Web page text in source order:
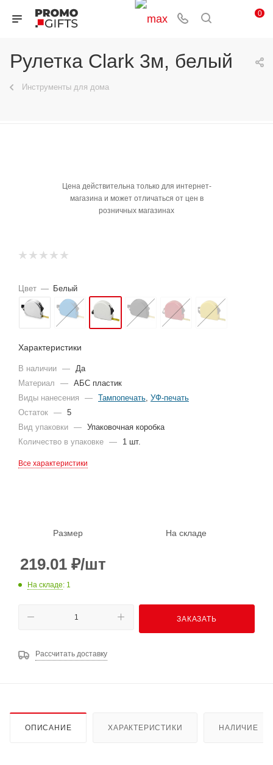
0
Рулетка Clark 3м, белый
Инструменты для дома
Цена действительна только для интернет-
магазина и может отличаться от цен в
розничных магазинах
Цвет — Белый
Характеристики
В наличии —
Да
Материал
— АБС пластик
Виды нанесения
— Тампопечать УФ-печать
Остаток — 5
Вид упаковки — Упаковочная коробка
Количество в упаковке — 1 шт.
Все характеристики
Размер На складе
219.01 ₽/шт
На складе: 1
ЗАКАЗАТЬ
Рассчитать доставку
ОПИСАНИЕ ХАРАКТЕРИСТИКИ НАЛИЧИЕ